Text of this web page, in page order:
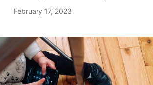
February 17, 2023